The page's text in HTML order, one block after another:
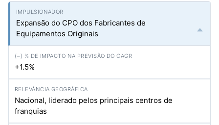
Expansão do CPO dos Fabricantes de
Equipamentos Originais
+1.5%
Nacional, liderado pelos principais centros de
franquias